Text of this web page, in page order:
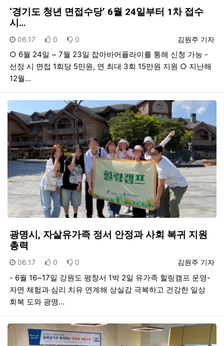
‘경기도 청년 면접수당’ 6월 24일부터 1차 접수
시…
등록자
김원주 기자
등록일
06.17 추천
0 비추천
0
○ 6월 24일 ~ 7월 23일 잡아바어플라이를 통해 신청 가능 -
선정 시 면접 1회당 5만원, 연 최대 3회 15만원 지원 ○ 지난해
12월…
광명시, 자살유가족 정서 안정과 사회 복귀 지원
총력
등록자
김원주 기자
등록일
06.17 추천
0 비추천
0
- 6월 16~17일 강원도 평창서 1박 2일 유가족 힐링캠프 운영-
자연 체험과 심리 치유 연계해 상실감 극복하고 건강한 일상
회복 도와 광명…